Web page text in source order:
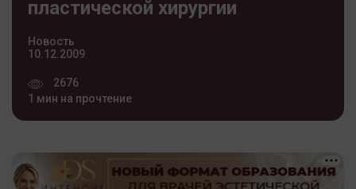
пластической хирургии
Новость
10.12.2009
2676
1 мин на прочтение